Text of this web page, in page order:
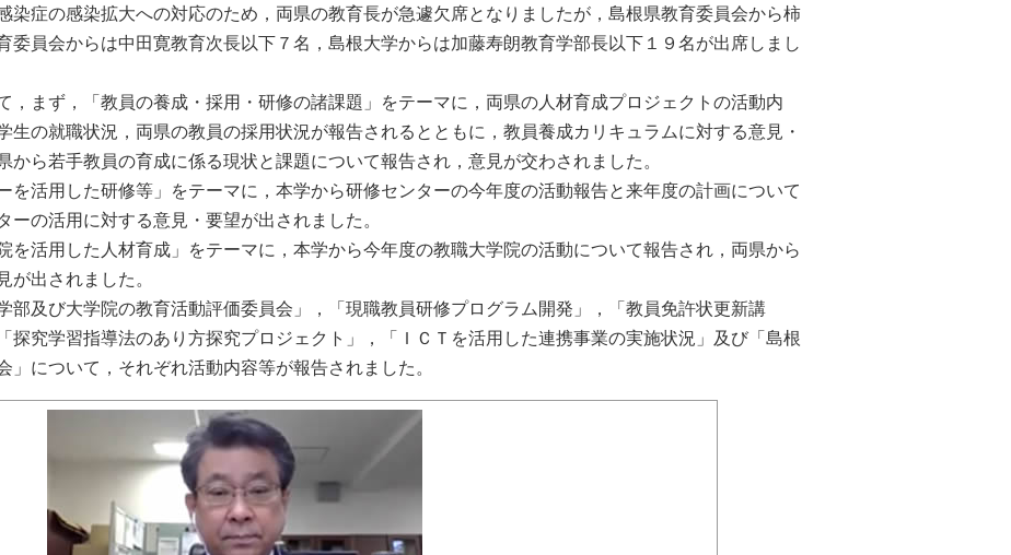
症の感染拡大への対応のため，両県の教育長が急遽欠席となりましたが，島根県教育委員会から柿
委員会からは中田寛教育次長以下７名，島根大学からは加藤寿朗教育学部長以下１９名が出席しまし
まず，「教員の養成・採用・研修の諸課題」をテーマに，両県の人材育成プロジェクトの活動内
生の就職状況，両県の教員の採用状況が報告されるとともに，教員養成カリキュラムに対する意見・
ら若手教員の育成に係る現状と課題について報告され，意見が交わされました。
活用した研修等」をテーマに，本学から研修センターの今年度の活動報告と来年度の計画について
の活用に対する意見・要望が出されました。
活用した人材育成」をテーマに，本学から今年度の教職大学院の活動について報告され，両県から
出されました。
及び大学院の教育活動評価委員会」，「現職教員研修プログラム開発」，「教員免許状更新講
探究学習指導法のあり方探究プロジェクト」，「ＩＣＴを活用した連携事業の実施状況」及び「島根
について，それぞれ活動内容等が報告されました。